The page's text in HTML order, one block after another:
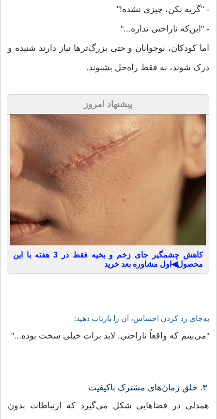
- "گریه نکن، چیزی نشده!"
- "این‌که ناراحتی نداره..."
اما کودکان، نوجوانان و حتی بزرگ‌ترها نیاز دارند شنیده و
درک شوند، نه فقط راه‌حل بشنوند.
پیشنهاد امروز
کاهش چشمگیر جای زخم و بخیه فقط در 3 هفته با این
محصول◀اول مشاوره بعد خرید
به‌جای رد کردن احساس، آن را بازتاب دهید:
"می‌بینم که واقعاً ناراحتی. لابد برات خیلی سخت بوده..."
۳. خلق زمان‌های مشترک باکیفیت
همدلی در فضاهایی شکل می‌گیرد که ارتباطات بدون